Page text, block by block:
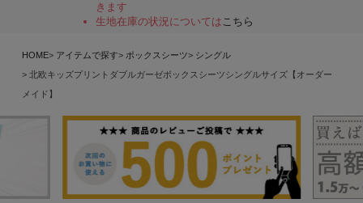
きます
生地在庫の状況についてはこちら
HOME アイテムで探す ボックスシーツ
シングル
北欧キッズプリントダブルガーゼボックスシーツシングルサイズ【オーダー
メイド】